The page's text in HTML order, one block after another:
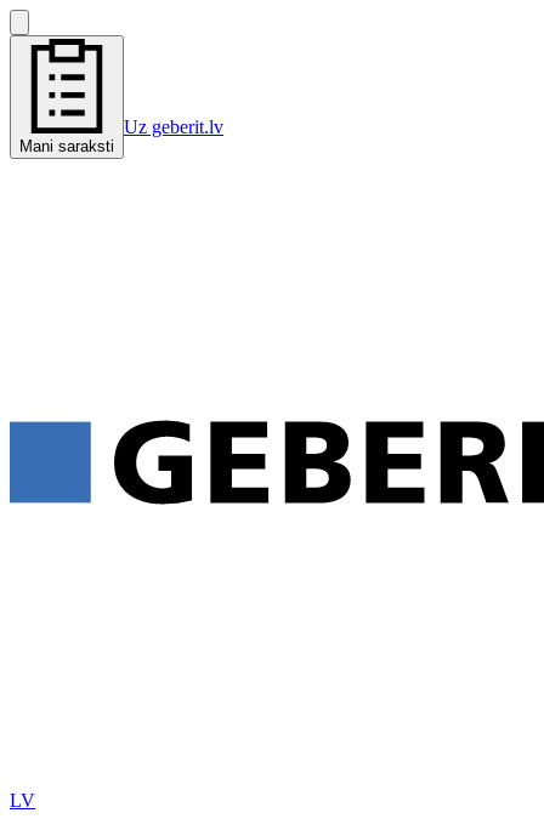
Mani saraksti
Uz geberit.lv
LV